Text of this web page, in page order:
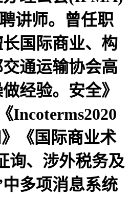
讲师。曾任职
国际商业、构
通运输协会高
经验。安全》
Incoterms2020
《国际商业术
询、涉外税务及
多项消息系统